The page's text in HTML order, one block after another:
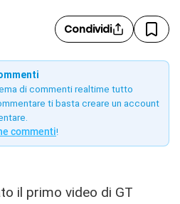
Condividi
di commenti realtime tutto
ti basta creare un account
commenti!
il primo video di GT